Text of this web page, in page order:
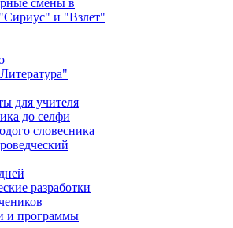
смены в
и "Взлет"
для учителя
до селфи
словесника
разработки
и программы